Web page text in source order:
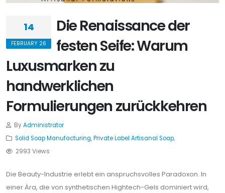
14
FEBRUARY 26
Die Renaissance der
festen Seife: Warum
Luxusmarken zu
handwerklichen
Formulierungen zurückkehren
ByAdministrator
Solid Soap Manufacturing,Private Label Artisanal Soap,
2993 Views
Die Beauty-Industrie erlebt ein anspruchsvolles Paradoxon. In
einer Ära, die von synthetischen Hightech-Gels dominiert wird,